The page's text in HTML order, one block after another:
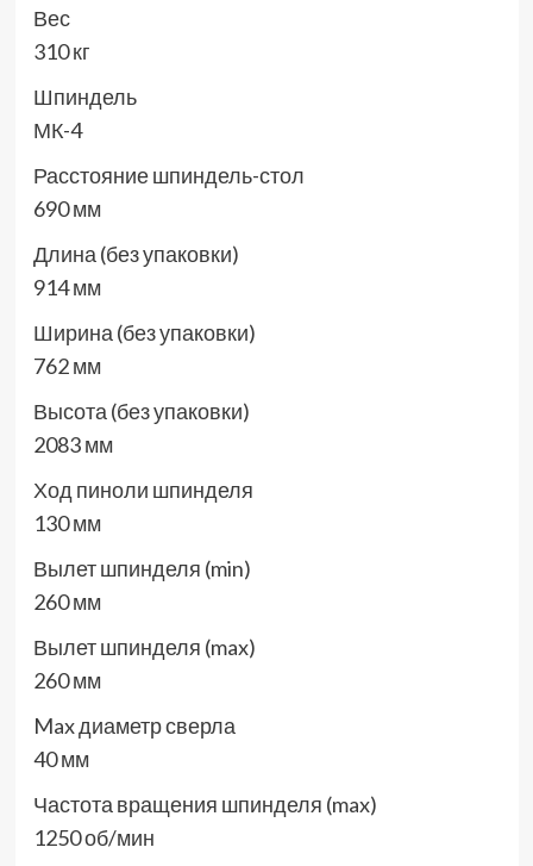
Вес
310 кг
Шпиндель
МК-4
Расстояние шпиндель-стол
690 мм
Длина (без упаковки)
914 мм
Ширина (без упаковки)
762 мм
Высота (без упаковки)
2083 мм
Ход пиноли шпинделя
130 мм
Вылет шпинделя (min)
260 мм
Вылет шпинделя (max)
260 мм
Max диаметр сверла
40 мм
Частота вращения шпинделя (max)
1250 об/мин